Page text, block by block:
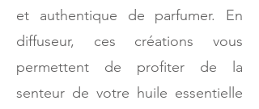
et authentique de parfumer. En
diffuseur, ces créations vous
permettent de profiter de la
senteur de votre huile essentielle